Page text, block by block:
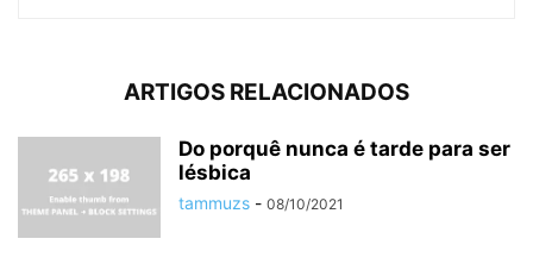
ARTIGOS RELACIONADOS
Do porquê nunca é tarde para ser
lésbica
tammuzs - 08/10/2021